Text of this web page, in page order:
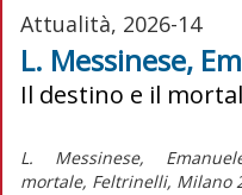
Attualità, 2026-14
L. Messinese,
Il destino e il
L. Messinese,
mortale, Feltrinelli, Milano